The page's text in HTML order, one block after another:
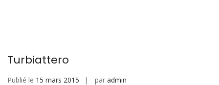
Turbiattero
Publié le 15 mars 2015 par admin